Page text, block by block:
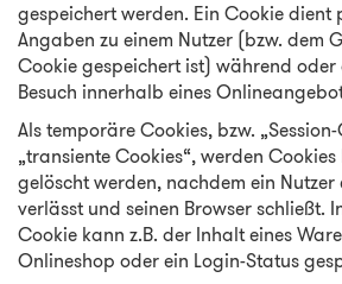
gespeichert werden. Ein Cookie
Angaben zu einem Nutzer (bzw. dem
Cookie gespeichert ist) während oder
Besuch innerhalb eines
Als temporäre Cookies, bzw.
„transiente Cookies“, werden
gelöscht werden, nachdem ein
verlässt und seinen Browser schließt.
Cookie kann z.B. der Inhalt eines
Onlineshop oder ein Login-Status